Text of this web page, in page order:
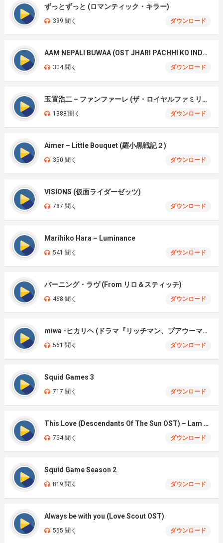
ずっとずっと (ロマンティック・キラー)
399 聞く ダウンロード
AAM NEPALI BUWAA (OST JHARI PACHHI KO INDRENI)
304 聞く ダウンロード
玉置浩二 – ファンファーレ (ザ・ロイヤルファミリー)
1388 聞く ダウンロード
Aimer – Little Bouquet (羅小黒戦記２)
350 聞く ダウンロード
VISIONS (仮面ライダーゼッツ)
787 聞く ダウンロード
Marihiko Hara – Luminance
541 聞く ダウンロード
バーニング・ラヴ (From リロ＆スティッチ)
468 聞く ダウンロード
miwa -ヒカリヘ (ドラマ『リッチマン、プアウーマン)
561 聞く ダウンロード
Squid Games 3
717 聞く ダウンロード
This Love (Descendants Of The Sun OST) – Lam Bao Ngoc Cover
754 聞く ダウンロード
Squid Game Season 2
819 聞く ダウンロード
Always be with you (Love Scout OST)
555 聞く ダウンロード